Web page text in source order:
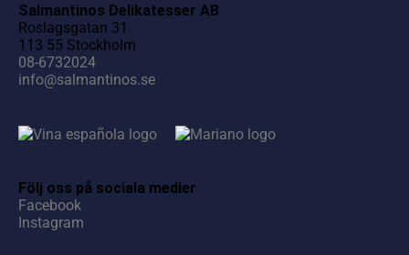
Salmantinos Delikatesser AB
Roslagsgatan 31
113 55 Stockholm
08-6732024
info@salmantinos.se
Följ oss på sociala medier
Facebook
Instagram